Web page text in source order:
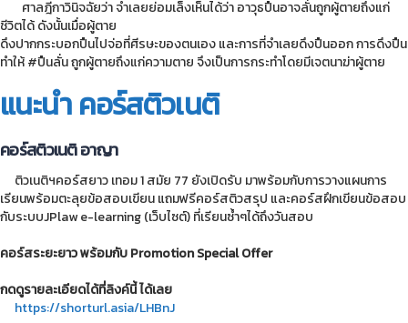
ศาลฎีกาวินิจฉัยว่า จำเลยย่อมเล็งเห็นได้ว่า อาวุธปืนอาจลั่นถูกผู้ตายถึงแก่
ชีวิตได้ ดังนั้นเมื่อผู้ตาย
ดึงปากกระบอกปืนไปจ่อที่ศีรษะของตนเอง และการที่จำเลยดึงปืนออก การดึงปืน
ทำให้ #ปืนลั่น ถูกผู้ตายถึงแก่ความตาย จึงเป็นการกระทำโดยมีเจตนาฆ่าผู้ตาย
แนะนำ คอร์สติวเนติ
คอร์สติวเนติ อาญา
ติวเนติฯคอร์สยาว เทอม 1 สมัย 77 ยังเปิดรับ มาพร้อมกับการวางแผนการ
เรียนพร้อมตะลุยข้อสอบเขียน แถมฟรีคอร์สติวสรุป และคอร์สฝึกเขียนข้อสอบ
กับระบบJPlaw e-learning (เว็บไซต์) ที่เรียนซ้ำๆได้ถึงวันสอบ
คอร์สระยะยาว พร้อมกับ Promotion Special Offer
กดดูรายละเอียดได้ที่ลิงค์นี้ ได้เลย
https://shorturl.asia/LHBnJ